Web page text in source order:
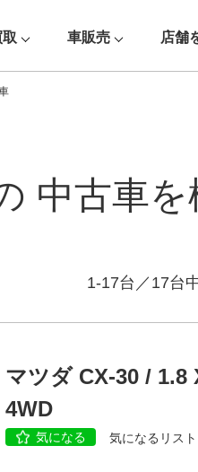
車販売 店舗
中古車を
1-17台／17台
マツダ CX-30 /
4WD
気になる 気になるリスト